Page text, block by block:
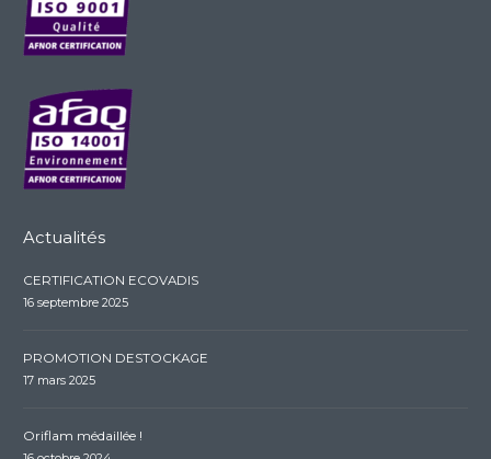
16 septembre 2025
17 mars 2025
16 octobre 2024